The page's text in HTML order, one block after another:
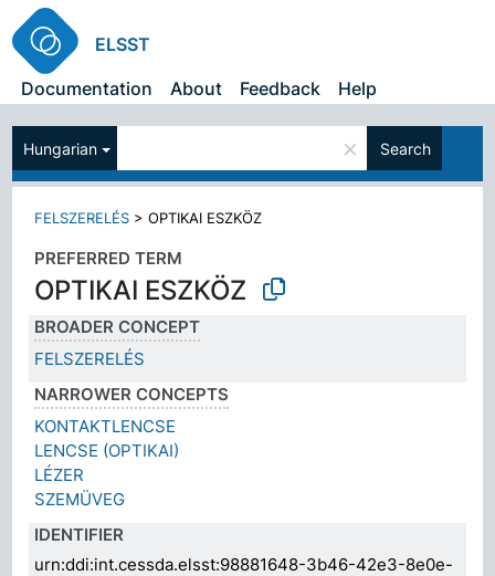
ELSST
Documentation
About Feedback Help
Hungarian × Search
FELSZERELÉS >OPTIKAI ESZKÖZ
PREFERRED TERM
OPTIKAI ESZKÖZ
BROADER CONCEPT
FELSZERELÉS
NARROWER CONCEPTS
KONTAKTLENCSE
LENCSE (OPTIKAI)
LÉZER
SZEMÜVEG
IDENTIFIER
urn:ddi:int.cessda.elsst:98881648-3b46-42e3-8e0e-